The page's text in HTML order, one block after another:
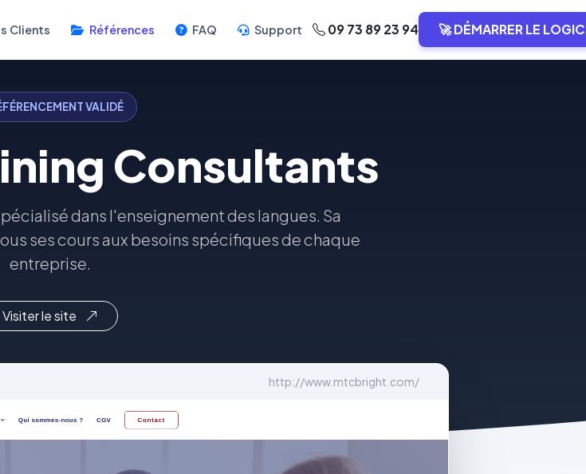
Clients Références FAQ Support 09 73 89 23 94 🚀 DÉMARRER LE
VALIDÉ
Consultants
dans l'enseignement des langues. Sa
ses cours aux besoins spécifiques de chaque
entreprise.
Visiter le site
http://www.mtcbright.com/